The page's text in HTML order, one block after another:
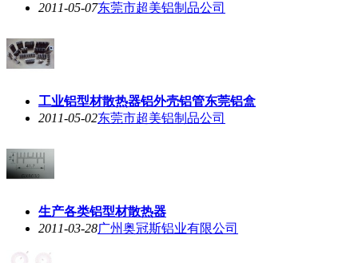
2011-05-07东莞市超美铝制品公司
工业铝型材散热器铝外壳铝管东莞铝盒
2011-05-02东莞市超美铝制品公司
生产各类铝型材散热器
2011-03-28广州奥冠斯铝业有限公司